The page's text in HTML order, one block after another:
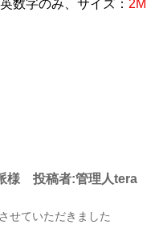
数字のみ、サイズ： 2M
様 投稿者:管理人tera
せていただきました